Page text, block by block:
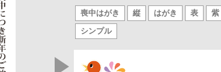
喪中はがき 縦 はがき 表
紫
シンプル